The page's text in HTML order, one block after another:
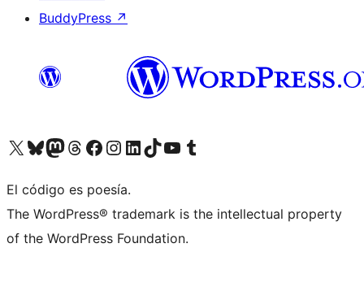
BuddyPress ↗
Visita nuestra cuenta de X (anteriormente Twitter)
Visita nuestra cuenta de Bluesky
Visita nuestra cuenta de Mastodon
Visita nuestra cuenta de Threads
Visita nuestra página de Facebook
Visita nuestra cuenta de Instagram
Visita nuestra cuenta de LinkedIn
Visita nuestra cuenta de TikTok
Visita nuestro canal de YouTube
Visita nuestra cuenta de Tumblr
El código es poesía.
The WordPress® trademark is the intellectual property
of the WordPress Foundation.